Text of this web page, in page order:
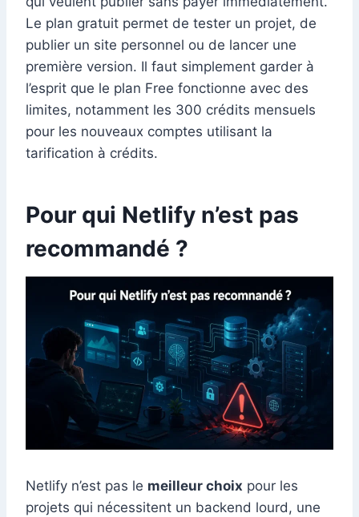
Le plan gratuit permet de tester un projet, de
publier un site personnel ou de lancer une
première version. Il faut simplement garder à
l’esprit que le plan Free fonctionne avec des
limites, notamment les 300 crédits mensuels
pour les nouveaux comptes utilisant la
tarification à crédits.
Pour qui Netlify n’est pas
recommandé ?
Netlify n’est pas le meilleur choix pour les
projets qui nécessitent un backend lourd, une